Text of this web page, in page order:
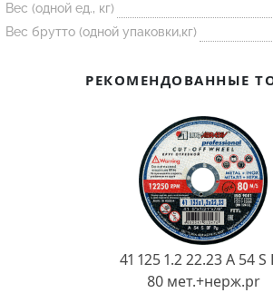
Лодочка
Контакт
Огнеупорная SiC смесь
Вес (одной ед., кг)
Вес брутто (одной упаковки,кг)
РЕКОМЕНДОВАННЫЕ
41 125 1.2 22.23 A 54 S
80 мет.+нерж.pr